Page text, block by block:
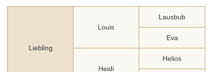
Liebling
Louis
Lausbub
Eva
Heidi
Helios